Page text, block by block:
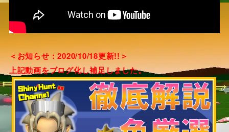
＜お知らせ：2020/10/18更新!!＞
上記動画をブログ化し補足しました。